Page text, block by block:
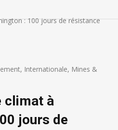
: 100 jours de résistance
, Internationale, Mines &
climat à
jours de